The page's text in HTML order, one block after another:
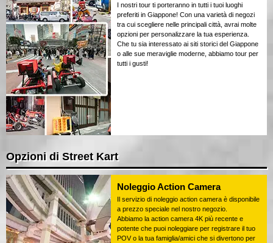
I nostri tour ti porteranno in tutti i tuoi luoghi
preferiti in Giappone! Con una varietà di negozi
tra cui scegliere nelle principali città, avrai molte
opzioni per personalizzare la tua esperienza.
Che tu sia interessato ai siti storici del Giappone
o alle sue meraviglie moderne, abbiamo tour per
tutti i gusti!
Opzioni di Street Kart
Noleggio Action Camera
Il servizio di noleggio action camera è disponibile
a prezzo speciale nel nostro negozio.
Abbiamo la action camera 4K più recente e
potente che puoi noleggiare per registrare il tuo
POV o la tua famiglia/amici che si divertono per